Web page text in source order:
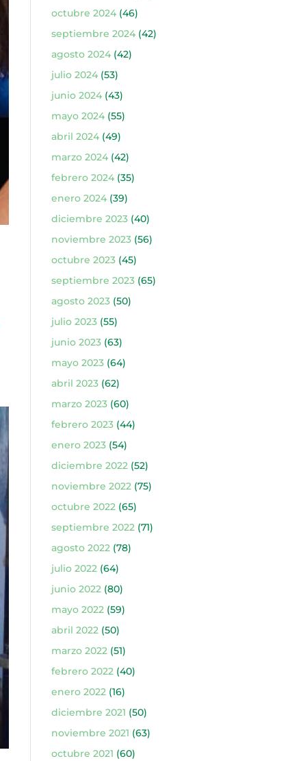
octubre 2024(46)
septiembre 2024(42)
agosto 2024(42)
julio 2024(53)
junio 2024(43)
mayo 2024(55)
abril 2024(49)
marzo 2024(42)
febrero 2024(35)
enero 2024(39)
diciembre 2023(40)
noviembre 2023(56)
octubre 2023(45)
septiembre 2023(65)
agosto 2023(50)
julio 2023(55)
junio 2023(63)
mayo 2023(64)
abril 2023(62)
marzo 2023(60)
febrero 2023(44)
enero 2023(54)
diciembre 2022(52)
noviembre 2022(75)
octubre 2022(65)
septiembre 2022(71)
agosto 2022(78)
julio 2022(64)
junio 2022(80)
mayo 2022(59)
abril 2022(50)
marzo 2022(51)
febrero 2022(40)
enero 2022(16)
diciembre 2021 (50)
noviembre 2021 (63)
octubre 2021 (60)